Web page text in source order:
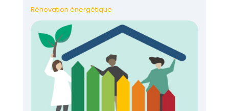
Rénovation énergétique